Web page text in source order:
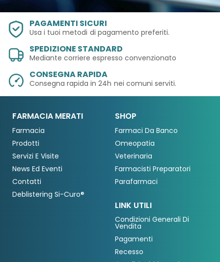
PAGAMENTI SICURI
Usa i tuoi metodi di pagamento preferiti.
SPEDIZIONE STANDARD
Mediante corriere espresso convenzionato
CONSEGNA RAPIDA
Consegna rapida in 24h nei comuni serviti.
FARMACIA MERATI
Farmacia
Prodotti
Servizi E Visite
News Ed Eventi
Contatti
Deblistering Si-Curo®
SHOP
Farmaci Da Banco
Omeopatia
Veterinaria
Farmacisti Preparatori
Parafarmaci
LINK UTILI
Condizioni Generali Di
Vendita
Pagamenti
Recesso